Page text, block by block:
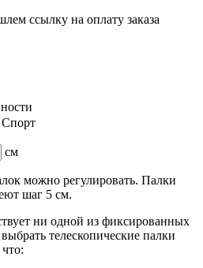
ссылку на оплату заказа
Спорт
см
можно регулировать. Палки
шаг 5 см.
ни одной из фиксированных
телескопические палки